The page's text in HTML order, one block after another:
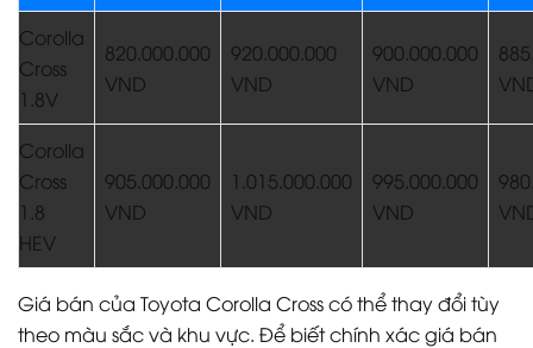
Corolla
Cross
1.8V
820.000.000
VND
920.000.000
VND
900.000.000
VND
Corolla
Cross
1.8
HEV
905.000.000
VND
1.015.000.000
VND
995.000.000
VND
Giá bán của Toyota Corolla Cross có thể thay đổi tùy
theo màu sắc và khu vực. Để biết chính xác giá bán